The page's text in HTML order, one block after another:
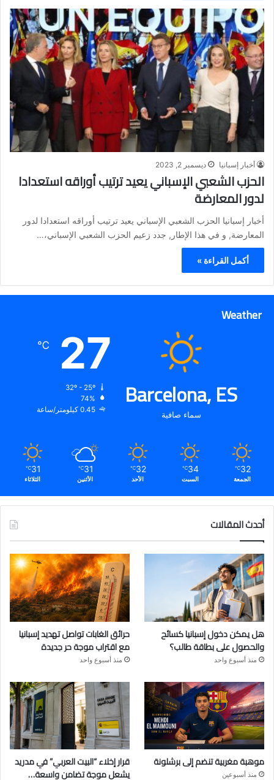
أخبار إسبانيا ديسمبر 2, 2023
الحزب الشعبي الإسباني يعيد ترتيب أوراقه استعدادا
لدور المعارضة
أخبار إسبانيا الحزب الشعبي الإسباني يعيد ترتيب أوراقه استعدادا لدور
المعارضة, و في هذا الإطار, جدد زعيم الحزب الشعبي الإسباني،…
أكمل القراءة »
Weather
Barcelona, ES
سماء صافية
27
℃
74%
0.45 كيلومتر/ساعة
32
℃
الجمعة
34
℃
السبت
32
℃
الأحد
31
℃
الأثنين
31
℃
الثلاثاء
أحدث المقالات
هل يمكن دخول إسبانيا كسائح
والحصول على بطاقة طالب؟
منذ أسبوع واحد
حرائق الغابات تواصل تهديد إسبانيا
مع اقتراب موجة حر جديدة
منذ أسبوع واحد
موهبة مغربية تنضم إلى برشلونة
منذ أسبوعين
قرار إخلاء “البيت العربي” في مدريد
يشعل موجة تضامن واسعة…